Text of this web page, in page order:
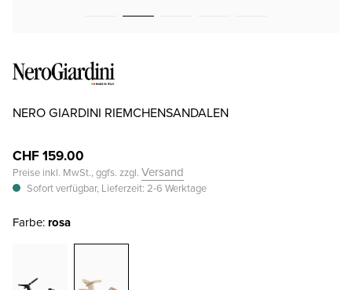
NERO GIARDINI RIEMCHENSANDALEN
CHF 159.00
Preise inkl. MwSt., ggfs. zzgl. Versand
Sofort verfügbar, Lieferzeit: 2-6 Werktage
Farbe: rosa